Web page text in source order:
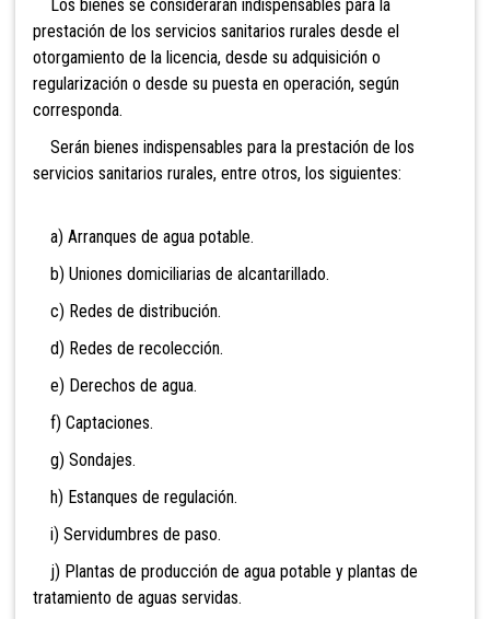
Los bienes se considerarán indispensables para la
prestación de los servicios sanitarios rurales desde el
otorgamiento de la licencia, desde su adquisición o
regularización o desde su puesta en operación, según
corresponda.
Serán bienes indispensables para la prestación de los
servicios sanitarios rurales, entre otros, los siguientes:
a) Arranques de agua potable.
b) Uniones domiciliarias de alcantarillado.
c) Redes de distribución.
d) Redes de recolección.
e) Derechos de agua.
f) Captaciones.
g) Sondajes.
h) Estanques de regulación.
i) Servidumbres de paso.
j) Plantas de producción de agua potable y plantas de
tratamiento de aguas servidas.